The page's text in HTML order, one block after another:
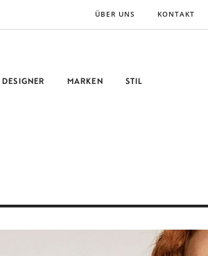
ÜBER UNS KONTAKT
DESIGNER MARKEN STIL